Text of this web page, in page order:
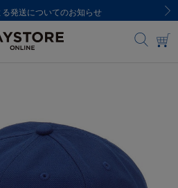
発送についてのお知らせ